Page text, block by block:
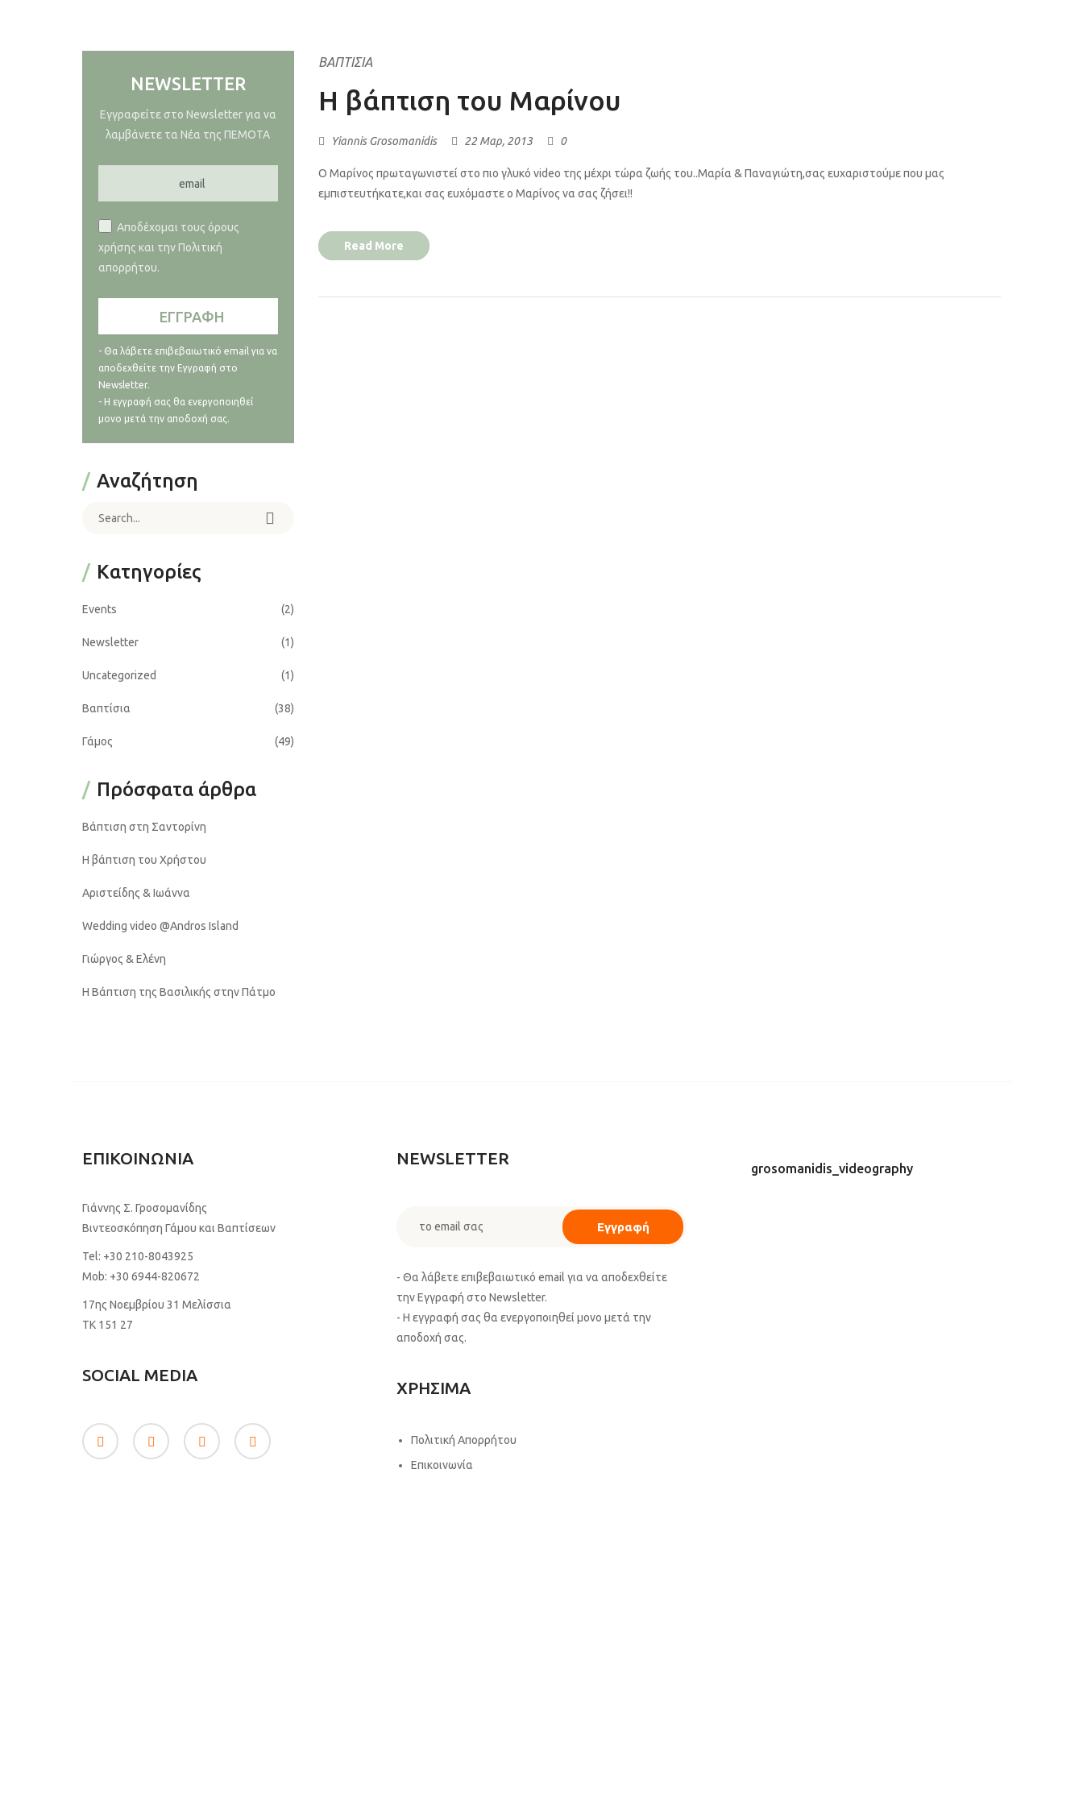
ΒΑΠΤΊΣΙΑ
H βάπτιση του Μαρίνου
Yiannis Grosomanidis 22 Μαρ, 2013 0
Ο Μαρίνος πρωταγωνιστεί στο πιο γλυκό video της μέχρι τώρα ζωής του..Μαρία & Παναγιώτη,σας ευχαριστούμε που μας
εμπιστευτήκατε,και σας ευχόμαστε ο Μαρίνος να σας ζήσει!!
Read More
NEWSLETTER
Εγγραφείτε στο Newsletter για να
λαμβάνετε τα Νέα της ΠΕΜΟΤΑ
Αποδέχομαι τους όρους
χρήσης και την Πολιτική
απορρήτου.
- Θα λάβετε επιβεβαιωτικό email για να
αποδεχθείτε την Εγγραφή στο
Newsletter.
- Η εγγραφή σας θα ενεργοποιηθεί
μονο μετά την αποδοχή σας.
Αναζήτηση
Search for:
Kατηγορίες
Events (2)
Newsletter (1)
Uncategorized (1)
Βαπτίσια (38)
Γάμος (49)
Πρόσφατα άρθρα
Βάπτιση στη Σαντορίνη
Η βάπτιση του Χρήστου
Αριστείδης & Ιωάννα
Wedding video @Andros Island
Γιώργος & Ελένη
Η Βάπτιση της Βασιλικής στην Πάτμο
ΕΠΙΚΟΙΝΩΝΙΑ
Γιάννης Σ. Γροσομανίδης
Βιντεοσκόπηση Γάμου και Βαπτίσεων
Tel: +30 210-8043925
Mob: +30 6944-820672
17ης Νοεμβρίου 31 Μελίσσια
TK 151 27
SOCIAL MEDIA
NEWSLETTER
- Θα λάβετε επιβεβαιωτικό email για να αποδεχθείτε
την Εγγραφή στο Newsletter.
- Η εγγραφή σας θα ενεργοποιηθεί μονο μετά την
αποδοχή σας.
ΧΡΗΣΙΜΑ
Πολιτική Απορρήτου
Επικοινωνία
grosomanidis_videography